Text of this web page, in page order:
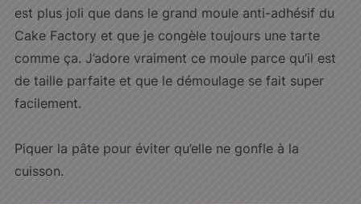
est plus joli que dans le grand moule anti-adhésif du
Cake Factory et que je congèle toujours une tarte
comme ça. J’adore vraiment ce moule parce qu’il est
de taille parfaite et que le démoulage se fait super
facilement.
Piquer la pâte pour éviter qu’elle ne gonfle à la
cuisson.